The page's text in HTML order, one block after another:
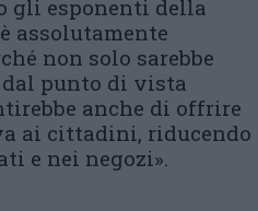
gli esponenti della
assolutamente
non solo sarebbe
punto di vista
anche di offrire
ai cittadini, riducendo
e nei negozi».